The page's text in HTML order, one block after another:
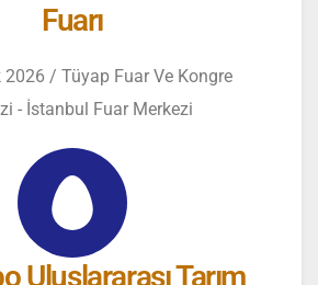
Fuarı
2026 / Tüyap Fuar Ve Kongre
- İstanbul Fuar Merkezi
Uluslararası Tarım